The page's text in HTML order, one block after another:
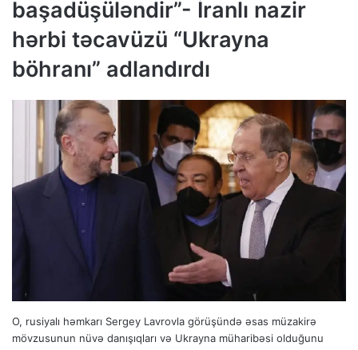
başadüşüləndir”- İranlı nazir
hərbi təcavüzü “Ukrayna
böhranı” adlandırdı
O, rusiyalı həmkarı Sergey Lavrovla görüşündə əsas müzakirə
mövzusunun nüvə danışıqları və Ukrayna müharibəsi olduğunu